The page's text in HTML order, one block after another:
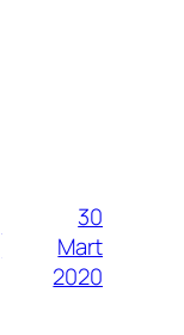
30
Mart
2020